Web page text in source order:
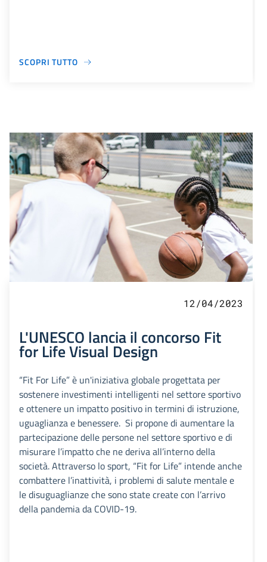
SCOPRI TUTTO
12/04/2023
L'UNESCO lancia il concorso Fit
for Life Visual Design
“Fit For Life” è un'iniziativa globale progettata per
sostenere investimenti intelligenti nel settore sportivo
e ottenere un impatto positivo in termini di istruzione,
uguaglianza e benessere. Si propone di aumentare la
partecipazione delle persone nel settore sportivo e di
misurare l’impatto che ne deriva all’interno della
società. Attraverso lo sport, “Fit for Life” intende anche
combattere l’inattività, i problemi di salute mentale e
le disuguaglianze che sono state create con l’arrivo
della pandemia da COVID-19.